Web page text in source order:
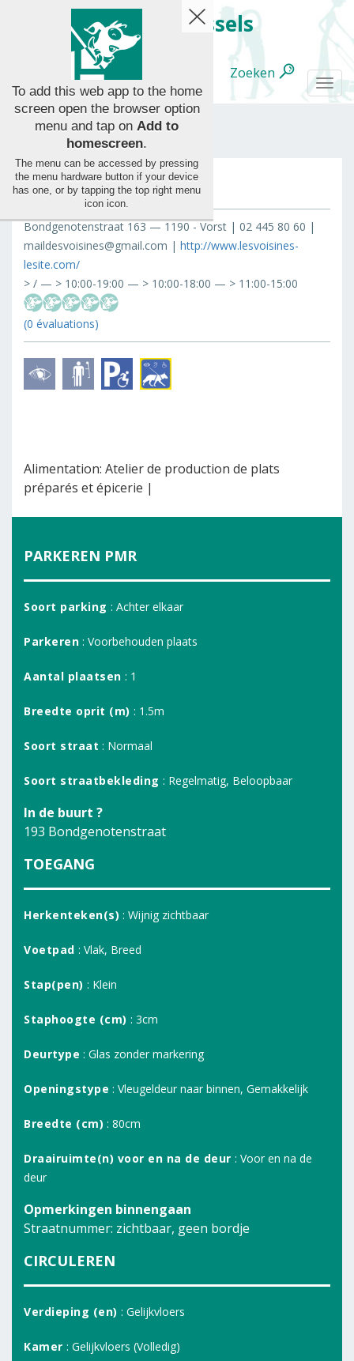
Nederlands
handy.brussels
Zoeken
Les Voisines
Bondgenotenstraat 163 — 1190 - Vorst | 02 445 80 60 |
maildesvoisines@gmail.com | http://www.lesvoisines-
lesite.com/
> / — > 10:00-19:00 — > 10:00-18:00 — > 11:00-15:00
(0 évaluations)
Alimentation: Atelier de production de plats
préparés et épicerie |
PARKEREN PMR
Soort parking : Achter elkaar
Parkeren : Voorbehouden plaats
Aantal plaatsen : 1
Breedte oprit (m) : 1.5m
Soort straat : Normaal
Soort straatbekleding : Regelmatig, Beloopbaar
In de buurt ?
193 Bondgenotenstraat
TOEGANG
Herkenteken(s) : Wijnig zichtbaar
Voetpad : Vlak, Breed
Stap(pen) : Klein
Staphoogte (cm) : 3cm
Deurtype : Glas zonder markering
Openingstype : Vleugeldeur naar binnen, Gemakkelijk
Breedte (cm) : 80cm
Draairuimte(n) voor en na de deur : Voor en na de
deur
Opmerkingen binnengaan
Straatnummer: zichtbaar, geen bordje
CIRCULEREN
Verdieping (en) : Gelijkvloers
Kamer : Gelijkvloers (Volledig)
Alle
categorieën
To add this web app to the home
screen open the browser option
menu and tap on Add to
homescreen
The menu can be accessed by pressing
the menu hardware button if your device
has one, or by tapping the top right menu
icon icon.